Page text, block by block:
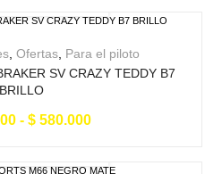
Ofertas Para el piloto
SV CRAZY TEDDY B7
BRILLO
- $580.000